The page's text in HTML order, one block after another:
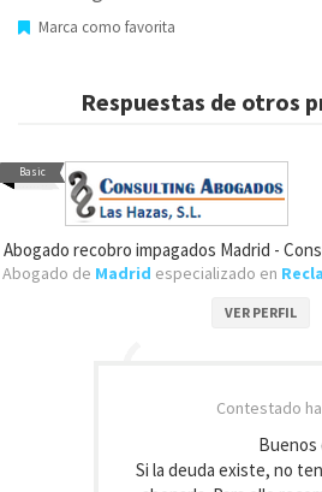
Marca como favorita
Respuestas de otros
Basic
Abogado recobro impagados Madrid -
Abogado de Madrid especializado en
VER PERFIL
Contestado
Buenos
Si la deuda existe, no